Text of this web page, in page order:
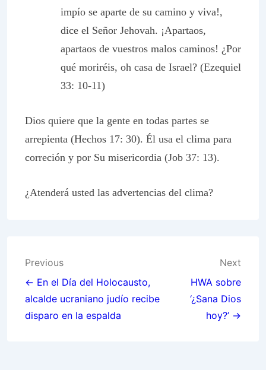
impío se aparte de su camino y viva!,
dice el Señor Jehovah. ¡Apartaos,
apartaos de vuestros malos caminos! ¿Por
qué moriréis, oh casa de Israel? (Ezequiel
33: 10-11)
Dios quiere que la gente en todas partes se
arrepienta (Hechos 17: 30). Él usa el clima para
correción y por Su misericordia (Job 37: 13).
¿Atenderá usted las advertencias del clima?
Post
navigation
Previous
← En el Día del Holocausto,
alcalde ucraniano judío recibe
disparo en la espalda
Next
HWA sobre
‘¿Sana Dios
hoy?’ →